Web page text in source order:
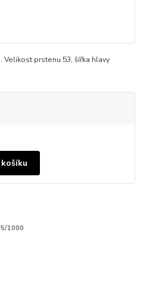
Velikost prstenu 53, šířka hlavy
1000